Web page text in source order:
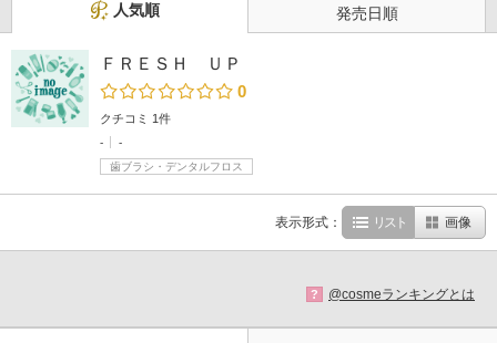
人気順 発売日順
ＦＲＥＳＨ ＵＰ
0
クチコミ 1件
-
-
歯ブラシ・デンタルフロス
表示形式： リスト 画像
? @cosmeランキングとは